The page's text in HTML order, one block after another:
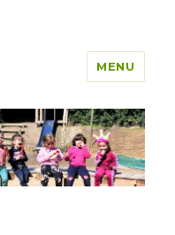
MENU